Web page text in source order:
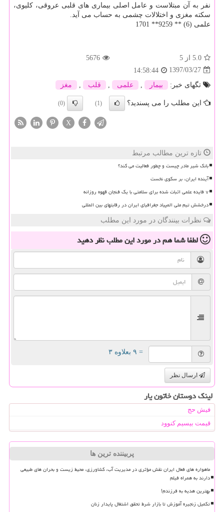
نفر به آن مبتلاست و عامل اصلی بیماری های قلبی عروقی، كلیوی،
سكته مغزی و اختلالات چشمی به حساب می آید.
علمی (6) ** 9259** 1701
5.0 از 5
5676
1397/03/27
14:58:44
تگهای خبر:
بیمار علمی قلب مغز
این مطلب را می پسندید؟ (1)
(0)
X
تازه ترین مطالب مرتبط
بانک شیر مادر چیست و چطور فعالیت می کند؟
آینده ایران، بر سکوی نخست
۷ فایده علمی اثبات شده برای سلامتی با یک فنجان قهوه روزانه
درخشش تیم ملی المپیاد جغرافیای ایران در رقابتهای بین المللی
نظرات بینندگان در مورد این مطلب
لطفا شما همدر مورد این مطلبنظر دهید
= ۹ بعلاوه ۳
ارسال نظر
لینک دوستان خاتون یار
فیش حج
قیمت بیسیم کنوود
پربیننده ترین ها
ماهواره های فعال ایران نقش مؤثری در مدیریت آب، کشاورزی، محیط زیست و بحران های طبیعی
دارند به همراه فیلم
بهترین هدیه به فرزندم!
تکمیل زنجیره آموزش تا بازار شرط تحقق اشتغال پایدار زنان